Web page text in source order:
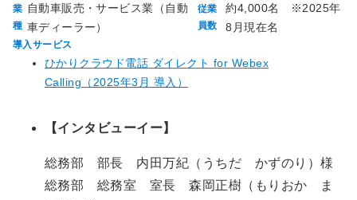
業
種
自動車販売・サービス業（自動
車ディーラー）
従業
員数
約4,000名 ※2025年
8月現在名
導入サービス
ひかりクラウド電話 ダイレクト for Webex
Calling（2025年3月 導入）
【インタビューイー】
総務部 部長 内田万紀（うちだ かずのり）様
総務部 総務室 室長 森岡正樹（もりおか ま